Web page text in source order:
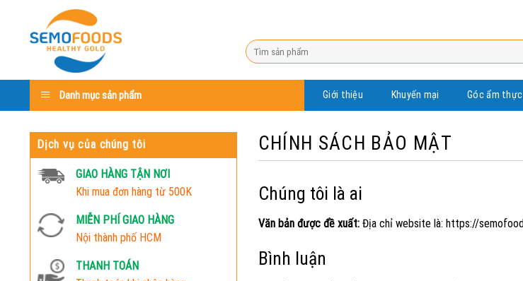
content
Search
for:
Danh mục sản phẩm Giới thiệu Khuyến mại Góc ẩm thực
CHÍNH SÁCH BẢO MẬT
Chúng tôi là ai
Văn bản được đề xuất: Địa chỉ website là: https://
Bình luận
Dịch vụ của chúng tôi
GIAO HÀNG TẬN NƠI
Khi mua đơn hàng từ 500K
MIỄN PHÍ GIAO HÀNG
Nội thành phố HCM
THANH TOÁN